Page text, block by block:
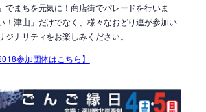
でまちを元気に！商店街でパレードを行いま
！津山」だけでなく、様々なおどり連が参加い
ナリティをお楽しみください。
参加団体はこちら】